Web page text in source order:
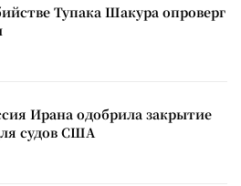
Тупака Шакура опроверг
Ирана одобрила закрытие
судов США